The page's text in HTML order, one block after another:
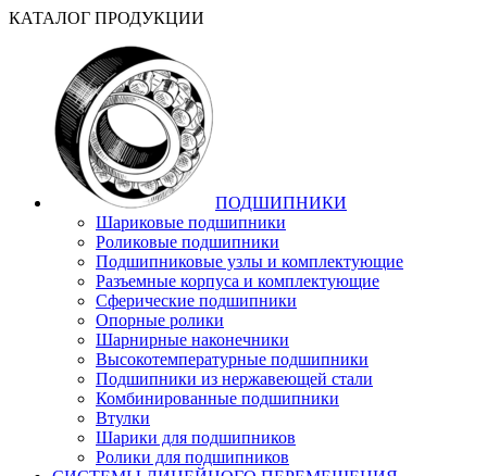
КАТАЛОГ ПРОДУКЦИИ
ПОДШИПНИКИ
Шариковые подшипники
Роликовые подшипники
Подшипниковые узлы и комплектующие
Разъемные корпуса и комплектующие
Сферические подшипники
Опорные ролики
Шарнирные наконечники
Высокотемпературные подшипники
Подшипники из нержавеющей стали
Комбинированные подшипники
Втулки
Шарики для подшипников
Ролики для подшипников